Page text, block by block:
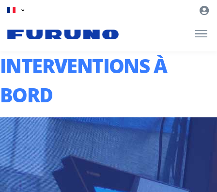
INTERVENTIONS À
BORD